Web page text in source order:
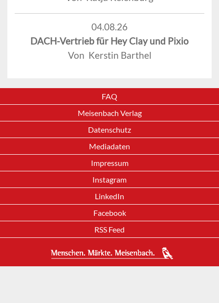
04.08.26
DACH-Vertrieb für Hey Clay und Pixio
Von Kerstin Barthel
FAQ
Meisenbach Verlag
Datenschutz
Mediadaten
Impressum
Instagram
LinkedIn
Facebook
RSS Feed